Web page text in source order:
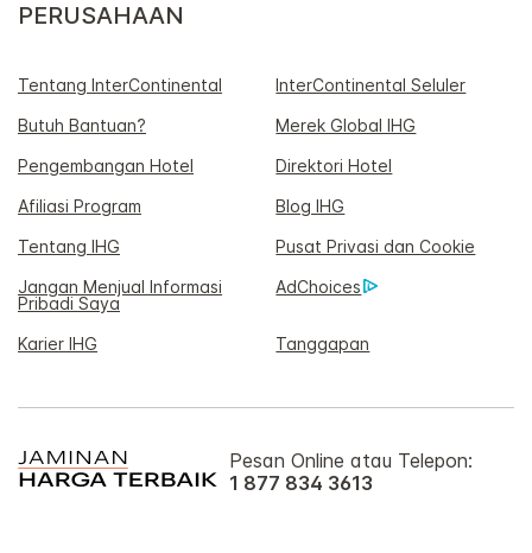
PERUSAHAAN
Tentang InterContinental
InterContinental Seluler
Butuh Bantuan?
Merek Global IHG
Pengembangan Hotel
Direktori Hotel
Afiliasi Program
Blog IHG
Tentang IHG
Pusat Privasi dan Cookie
Jangan Menjual Informasi
Pribadi Saya
AdChoices
Karier IHG Tanggapan
Pesan Online atau Telepon:
1 877 834 3613